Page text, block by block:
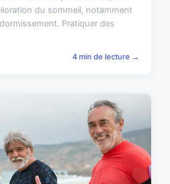
du sommeil, notamment
Pratiquer des
4 min de lecture →